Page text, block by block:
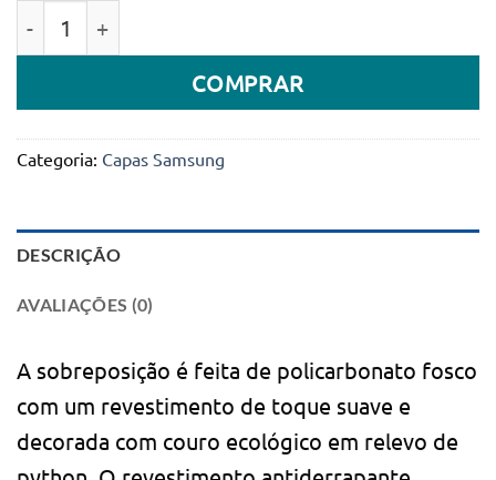
COMPRAR
Categoria: Capas Samsung
DESCRIÇÃO
AVALIAÇÕES (0)
A sobreposição é feita de policarbonato fosco
com um revestimento de toque suave e
decorada com couro ecológico em relevo de